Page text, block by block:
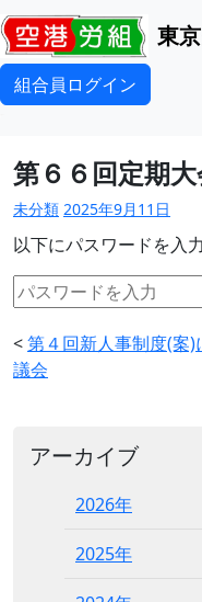
東
組合員ログイン
アーカイブ
2026年
2025年
第６６回定期
未分類 2025年9月11日
以下にパスワードを入
<第４回新人事制度(案)
議会